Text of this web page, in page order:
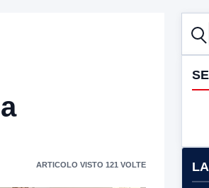
ARTICOLO VISTO 121 VOLTE